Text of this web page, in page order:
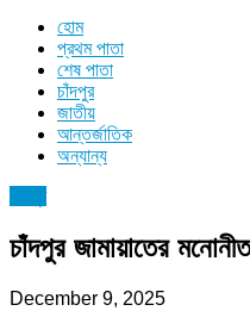
হোম
প্রথম পাতা
শেষ পাতা
চাঁদপুর
জাতীয়
আন্তর্জাতিক
অন্যান্য
চাঁদপুর জামায়াতের মনোনীত
December 9, 2025